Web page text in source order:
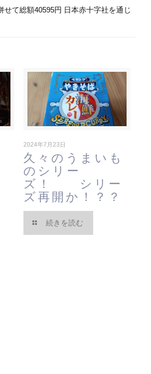
て総額40595円 日本赤十字社を通じ
2024年7月23日
久々のうまいも
のシリー
ズ！ シリー
ズ再開か！？？
続きを読む